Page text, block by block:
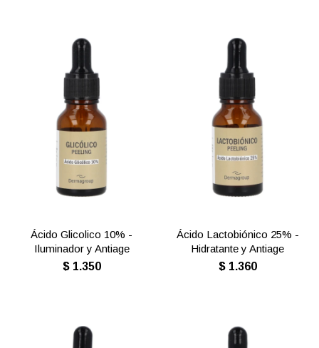
Ácido Glicolico 10% -
Iluminador y Antiage
$ 1.350
Ácido Lactobiónico 25% -
Hidratante y Antiage
$ 1.360